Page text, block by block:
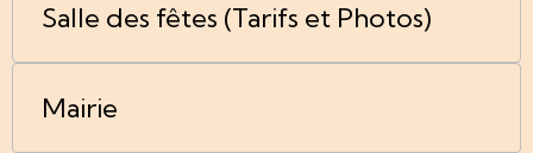
Salle des fêtes (Tarifs et Photos)
Mairie